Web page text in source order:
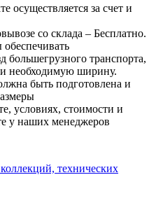
осуществляется за счет и
со склада – Бесплатно.
большегрузного транспорта,
и необходимую ширину.
быть подготовлена и
условиях, стоимости и
у наших менеджеров
технических